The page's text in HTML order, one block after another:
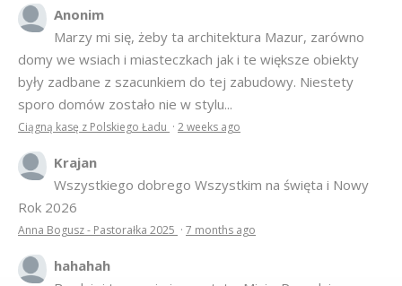
Anonim
Marzy mi się, żeby ta architektura Mazur, zarówno
domy we wsiach i miasteczkach jak i te większe obiekty
były zadbane z szacunkiem do tej zabudowy. Niestety
sporo domów zostało nie w stylu...
Ciągną kasę z Polskiego Ładu · 2 weeks ago
Krajan
Wszystkiego dobrego Wszystkim na święta i Nowy
Rok 2026
Anna Bogusz - Pastorałka 2025 · 7 months ago
hahahah